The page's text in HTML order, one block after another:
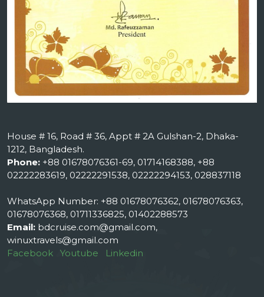
House # 16, Road # 36, Appt # 2A Gulshan-2, Dhaka-
1212, Bangladesh.
Phone: +88 01678076361-69, 01714168388, +88
02222283619, 02222291538, 02222294153, 028837118
WhatsApp Number: +88 01678076362, 01678076363,
01678076368, 01711336825, 01402288573
Email: bdcruise.com@gmail.com,
winuxtravels@gmail.com
Facebook
Youtube Linkedin